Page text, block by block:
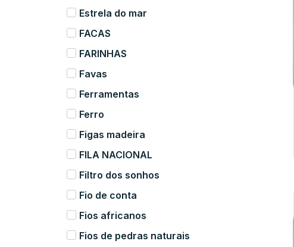
Estrela do mar
FACAS
FARINHAS
Favas
Ferramentas
Ferro
Figas madeira
FILA NACIONAL
Filtro dos sonhos
Fio de conta
Fios africanos
Fios de pedras naturais